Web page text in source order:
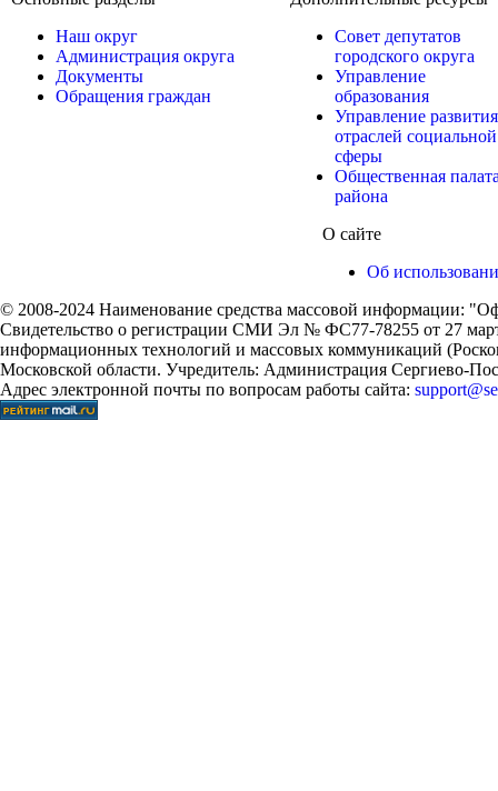
Наш округ
Администрация округа
Документы
Обращения граждан
Совет депутатов
городского округа
Управление
образования
Управление развития
отраслей социальной
сферы
Общественная
района
О сайте
Об
© 2008-2024 Наименование средства массовой информации:
Свидетельство о регистрации СМИ Эл № ФС77-78255 от 27
информационных технологий и массовых коммуникаций
Московской области. Учредитель: Администрация Сергиево-
Адрес электронной почты по вопросам работы сайта: